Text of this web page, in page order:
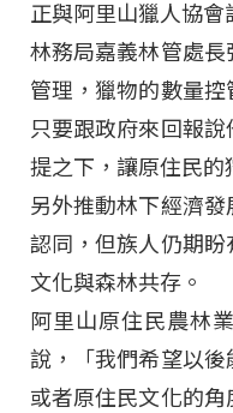
正與阿里山獵人協會
林務局嘉義林管處
管理，獵物的數量
只要跟政府來回報
提之下，讓原住民的
另外推動林下經濟
認同，但族人仍期
文化與森林共存。
阿里山原住民農林
說，「我們希望以後
或者原住民文化的